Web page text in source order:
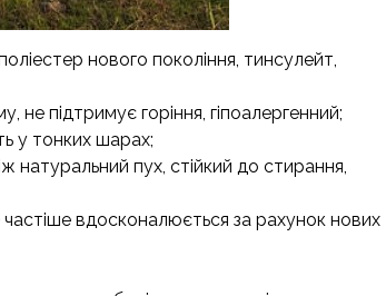
нового покоління, тинсулейт,
підтримує горіння, гіпоалергенний;
у тонких шарах;
натуральний пух, стійкий до стирання,
вдосконалюється за рахунок нових